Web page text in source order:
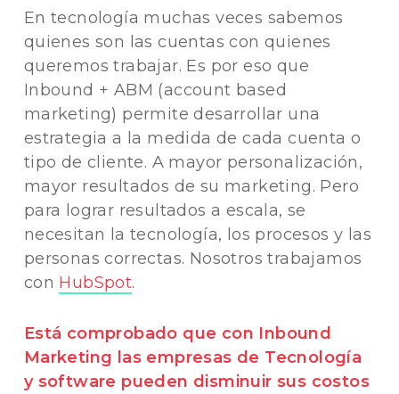
En tecnología muchas veces sabemos
quienes son las cuentas con quienes
queremos trabajar. Es por eso que
Inbound + ABM (account based
marketing) permite desarrollar una
estrategia a la medida de cada cuenta o
tipo de cliente. A mayor personalización,
mayor resultados de su marketing. Pero
para lograr resultados a escala, se
necesitan la tecnología, los procesos y las
personas correctas. Nosotros trabajamos
con HubSpot.
Está comprobado que con Inbound
Marketing las empresas de Tecnología
y software pueden disminuir sus costos